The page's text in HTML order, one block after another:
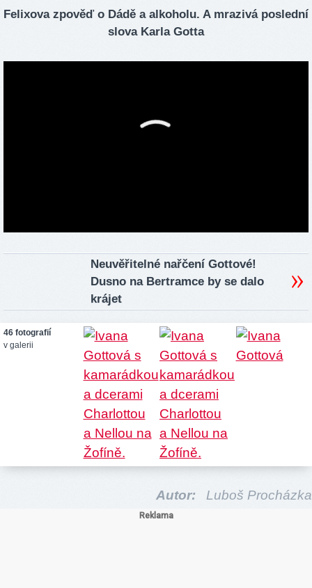
Felixova zpověď o Dádě a alkoholu. A mrazivá poslední
slova Karla Gotta
Neuvěřitelné nařčení Gottové!
Dusno na Bertramce by se dalo
krájet
46 fotografií
v galerii
Autor: Luboš Procházka